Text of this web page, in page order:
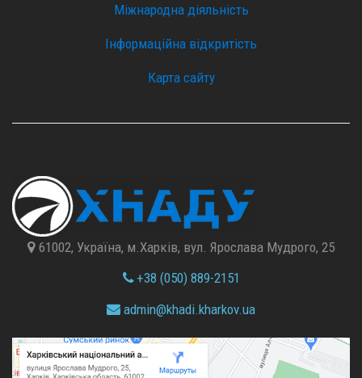
Міжнародна діяльність
Інформаційна відкритість
Карта сайту
61002, Україна, м.Харків, вул. Ярослава Мудрого, 25
+38 (050) 889-2151
admin@khadi.kharkov.ua